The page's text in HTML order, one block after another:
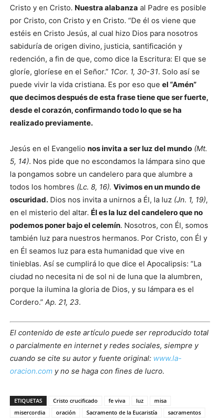
Cristo y en Cristo. Nuestra alabanza al Padre es posible
por Cristo, con Cristo y en Cristo. “De él os viene que
estéis en Cristo Jesús, al cual hizo Dios para nosotros
sabiduría de origen divino, justicia, santificación y
redención, a fin de que, como dice la Escritura: El que se
gloríe, gloríese en el Señor.” 1Cor. 1, 30-31. Solo así se
puede vivir la vida cristiana. Es por eso que el “Amén”
que decimos después de esta frase tiene que ser fuerte,
desde el corazón, confirmando todo lo que se ha
realizado previamente.
Jesús en el Evangelio nos invita a ser luz del mundo (Mt.
5, 14). Nos pide que no escondamos la lámpara sino que
la pongamos sobre un candelero para que alumbre a
todos los hombres (Lc. 8, 16). Vivimos en un mundo de
oscuridad. Dios nos invita a unirnos a Él, la luz (Jn. 1, 19),
en el misterio del altar. Él es la luz del candelero que no
podemos poner bajo el celemín. Nosotros, con Él, somos
también luz para nuestros hermanos. Por Cristo, con Él y
en Él seamos luz para esta humanidad que vive en
tinieblas. Así se cumplirá lo que dice el Apocalipsis: “La
ciudad no necesita ni de sol ni de luna que la alumbren,
porque la ilumina la gloria de Dios, y su lámpara es el
Cordero.” Ap. 21, 23.
El contenido de este artículo puede ser reproducido total
o parcialmente en internet y redes sociales, siempre y
cuando se cite su autor y fuente original: www.la-
oracion.com y no se haga con fines de lucro.
ETIQUETAS Cristo crucificado fe viva luz
misa
misercordia
oración Sacramento de la Eucaristía
sacramentos